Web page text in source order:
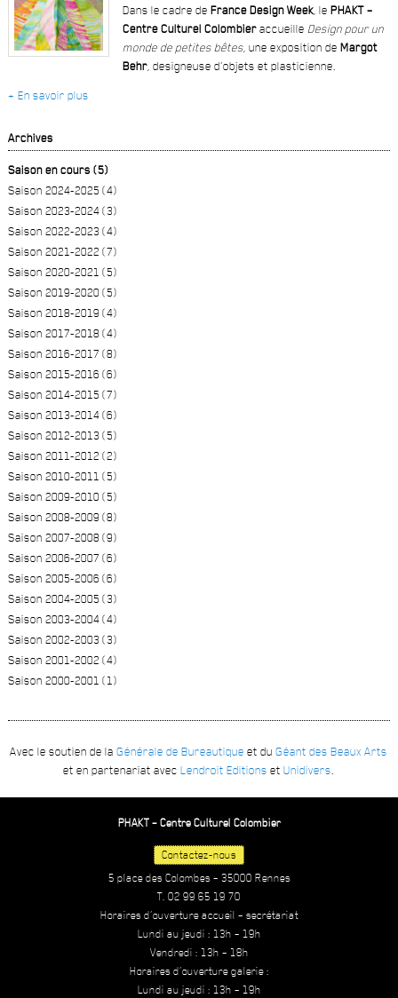
Dans le cadre de France Design Week, le PHAKT –
Centre Culturel Colombieraccueille Design pour un
monde de petites bêtes, une exposition de Margot
Behr, designeuse d’objets et plasticienne.
+ En savoir plus
Archives
Saison en cours (5)
Saison 2024-2025 (4)
Saison 2023-2024 (3)
Saison 2022-2023 (4)
Saison 2021-2022 (7)
Saison 2020-2021 (5)
Saison 2019-2020 (5)
Saison 2018-2019 (4)
Saison 2017-2018 (4)
Saison 2016-2017 (8)
Saison 2015-2016 (6)
Saison 2014-2015 (7)
Saison 2013-2014 (6)
Saison 2012-2013 (5)
Saison 2011-2012 (2)
Saison 2010-2011 (5)
Saison 2009-2010 (5)
Saison 2008-2009 (8)
Saison 2007-2008 (9)
Saison 2006-2007 (6)
Saison 2005-2006 (6)
Saison 2004-2005 (3)
Saison 2003-2004 (4)
Saison 2002-2003 (3)
Saison 2001-2002 (4)
Saison 2000-2001 (1)
Avec le soutien de laGénérale de Bureautique et duGéant des Beaux Arts
et en partenariat avecLendroit Editions etUnidivers
PHAKT – Centre Culturel Colombier
Contactez-nous
5 place des Colombes – 35000 Rennes
T. 02 99 65 19 70
Horaires d’ouverture accueil – secrétariat
Lundi au jeudi : 13h – 19h
Vendredi : 13h – 18h
Horaires d’ouverture galerie :
Lundi au jeudi : 13h – 19h